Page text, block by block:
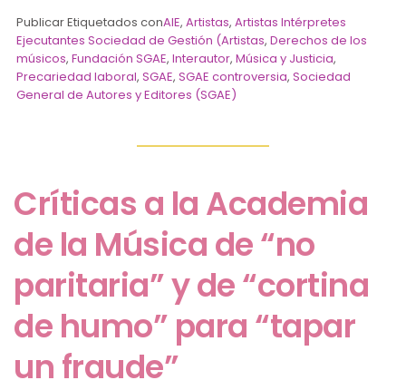
Publicar Etiquetados conAIE,Artistas,Artistas Intérpretes
Ejecutantes Sociedad de Gestión (Artistas,Derechos de los
músicos,Fundación SGAE,Interautor,Música y Justicia,
Precariedad laboral,SGAE,SGAE controversia,Sociedad
General de Autores y Editores (SGAE)
Críticas a la Academia
de la Música de “no
paritaria” y de “cortina
de humo” para “tapar
un fraude”